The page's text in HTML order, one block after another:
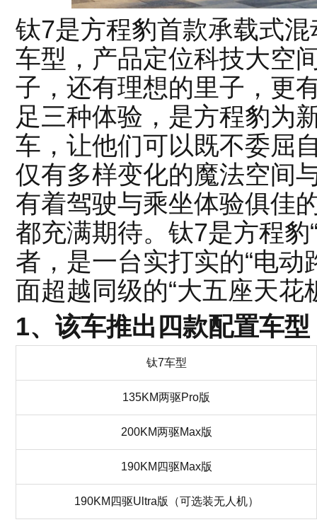
钛7是方程豹首款承载式
车型，产品定位科技大空
子，还有理想的里子，更
足三种体验，是方程豹为
车，让他们可以既不委屈
仅有多样变化的魔法空间
有着驾驶与乘坐体验俱佳
都充满期待。钛7是方程豹
者，是一台实打实的“电动
面超越同级的“大五座天花
1、该车推出四款配置车
钛7车型
135KM两驱Pro版
200KM两驱Max版
190KM四驱Max版
190KM四驱Ultra版（可选装无人机）